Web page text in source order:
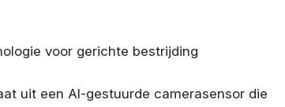
voor gerichte bestrijding
uit een AI-gestuurde camerasensor die